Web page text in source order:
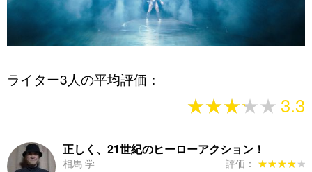
ライター3人の平均評価：
★★★★★
★★★★★ 3.3
正しく、21世紀のヒーローアクション！
相馬 学 評価： ★★★★★
★★★★★